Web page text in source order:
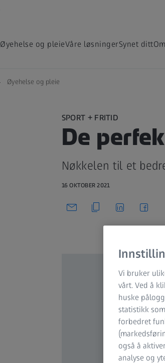
Øyehelse og pleieVåre løsningerSynet ditt
Øyehelse og pleie
SPORT + FRITID
De
Nøkkelen til et
16 OKTOBER 2021
Vi bruker
vårt. Ved å
huske
statistikk
forbedret
også å
analyse og